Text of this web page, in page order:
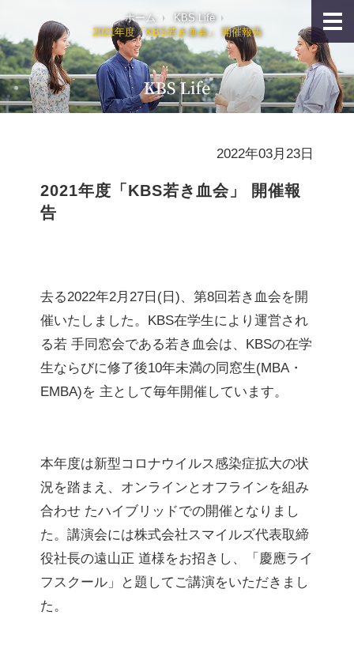
ホーム
KBS Life
2021年度「KBS若き血会」 開催報告
2022年03月23日
2021年度「KBS若き血会」 開催報
告
去る2022年2月27日(日)、第8回若き血会を開
催いたしました。KBS在学生により運営され
る若 手同窓会である若き血会は、KBSの在学
生ならびに修了後10年未満の同窓生(MBA・
EMBA)を 主として毎年開催しています。
本年度は新型コロナウイルス感染症拡大の状
況を踏まえ、オンラインとオフラインを組み
合わせ たハイブリッドでの開催となりまし
た。講演会には株式会社スマイルズ代表取締
役社長の遠山正 道様をお招きし、「慶應ライ
フスクール」と題してご講演をいただきまし
た。